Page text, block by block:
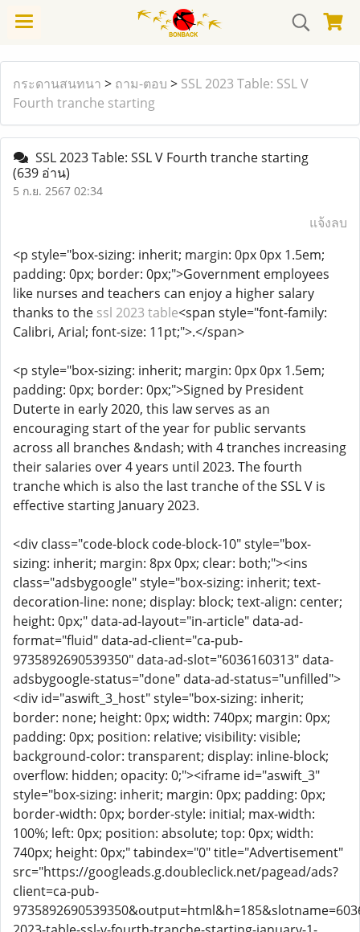
กระดานสนทนา > ถาม-ตอบ > SSL 2023 Table: SSL V
Fourth tranche starting
SSL 2023 Table: SSL V Fourth tranche starting
(639 อ่าน)
5 ก.ย. 2567 02:34
แจ้งลบ
<p style="box-sizing: inherit; margin: 0px 0px 1.5em;
padding: 0px; border: 0px;">Government employees
like nurses and teachers can enjoy a higher salary
thanks to the ssl 2023 table<span style="font-family:
Calibri, Arial; font-size: 11pt;">.</span>
<p style="box-sizing: inherit; margin: 0px 0px 1.5em;
padding: 0px; border: 0px;">Signed by President
Duterte in early 2020, this law serves as an
encouraging start of the year for public servants
across all branches &ndash; with 4 tranches increasing
their salaries over 4 years until 2023. The fourth
tranche which is also the last tranche of the SSL V is
effective starting January 2023.
<div class="code-block code-block-10" style="box-
sizing: inherit; margin: 8px 0px; clear: both;"><ins
class="adsbygoogle" style="box-sizing: inherit; text-
decoration-line: none; display: block; text-align: center;
height: 0px;" data-ad-layout="in-article" data-ad-
format="fluid" data-ad-client="ca-pub-
9735892690539350" data-ad-slot="6036160313" data-
adsbygoogle-status="done" data-ad-status="unfilled">
<div id="aswift_3_host" style="box-sizing: inherit;
border: none; height: 0px; width: 740px; margin: 0px;
padding: 0px; position: relative; visibility: visible;
background-color: transparent; display: inline-block;
overflow: hidden; opacity: 0;"><iframe id="aswift_3"
style="box-sizing: inherit; margin: 0px; padding: 0px;
border-width: 0px; border-style: initial; max-width:
100%; left: 0px; position: absolute; top: 0px; width:
740px; height: 0px;" tabindex="0" title="Advertisement"
src="https://googleads.g.doubleclick.net/pagead/ads?
client=ca-pub-